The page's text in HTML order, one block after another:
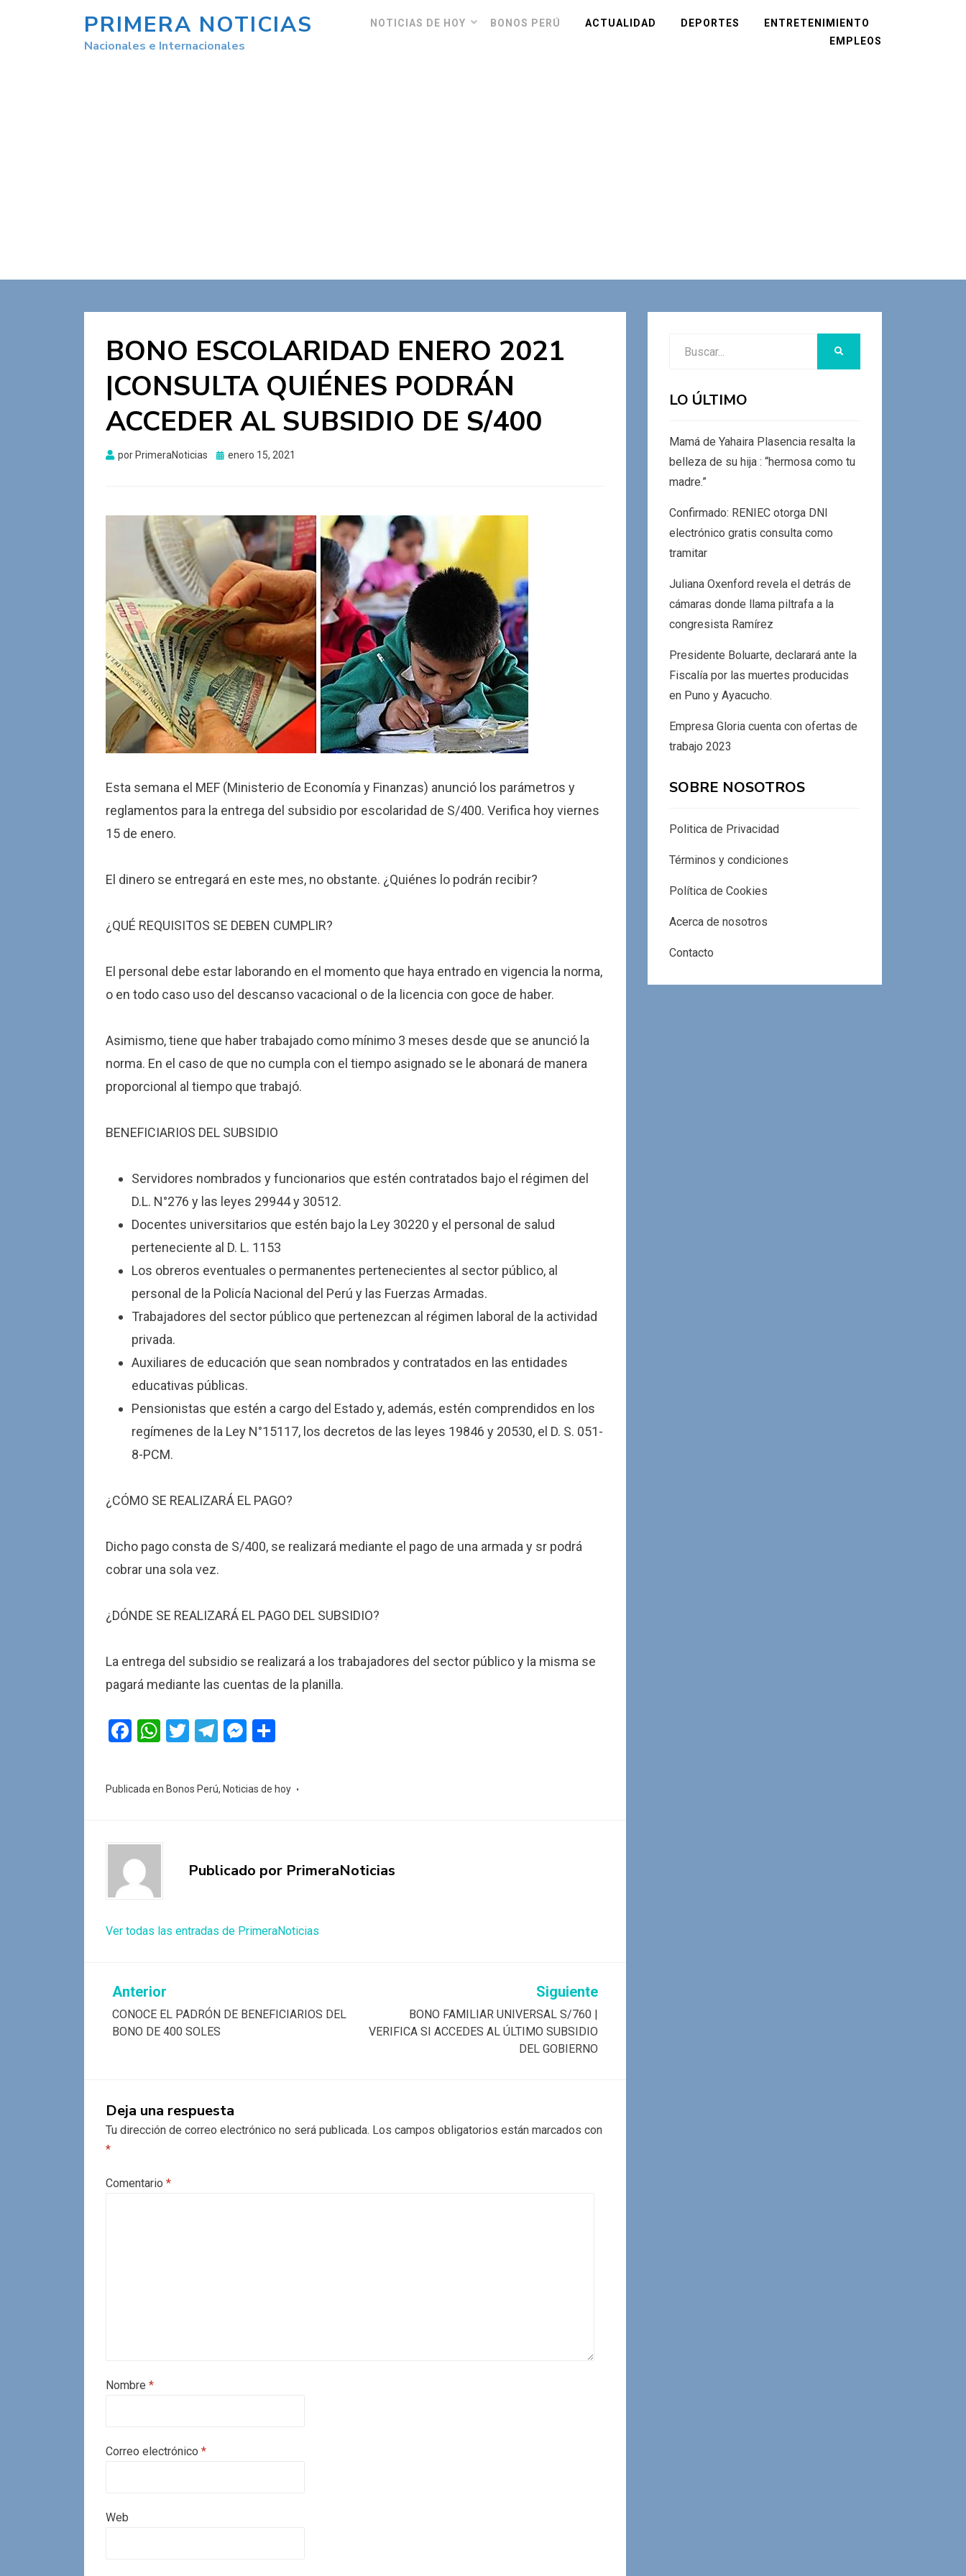
PRIMERA NOTICIAS
Nacionales e Internacionales
NOTICIAS DE HOY BONOS PERÚ ACTUALIDAD DEPORTES
ENTRETENIMIENTO
EMPLEOS
BONO ESCOLARIDAD ENERO 2021
|CONSULTA QUIÉNES PODRÁN
ACCEDER AL SUBSIDIO DE S/400
por PrimeraNoticias
Publicado
enero 15, 2021
Esta semana el MEF (Ministerio de Economía y Finanzas) anunció los parámetros y
reglamentos para la entrega del subsidio por escolaridad de S/400. Verifica hoy viernes
15 de enero.
El dinero se entregará en este mes, no obstante. ¿Quiénes lo podrán recibir?
¿QUÉ REQUISITOS SE DEBEN CUMPLIR?
El personal debe estar laborando en el momento que haya entrado en vigencia la norma,
o en todo caso uso del descanso vacacional o de la licencia con goce de haber.
Asimismo, tiene que haber trabajado como mínimo 3 meses desde que se anunció la
norma. En el caso de que no cumpla con el tiempo asignado se le abonará de manera
proporcional al tiempo que trabajó.
BENEFICIARIOS DEL SUBSIDIO
Servidores nombrados y funcionarios que estén contratados bajo el régimen del
D.L. N°276 y las leyes 29944 y 30512.
Docentes universitarios que estén bajo la Ley 30220 y el personal de salud
perteneciente al D. L. 1153
Los obreros eventuales o permanentes pertenecientes al sector público, al
personal de la Policía Nacional del Perú y las Fuerzas Armadas.
Trabajadores del sector público que pertenezcan al régimen laboral de la actividad
privada.
Auxiliares de educación que sean nombrados y contratados en las entidades
educativas públicas.
Pensionistas que estén a cargo del Estado y, además, estén comprendidos en los
regímenes de la Ley N°15117, los decretos de las leyes 19846 y 20530, el D. S. 051-
8-PCM.
¿CÓMO SE REALIZARÁ EL PAGO?
Dicho pago consta de S/400, se realizará mediante el pago de una armada y sr podrá
cobrar una sola vez.
¿DÓNDE SE REALIZARÁ EL PAGO DEL SUBSIDIO?
La entrega del subsidio se realizará a los trabajadores del sector público y la misma se
pagará mediante las cuentas de la planilla.
F
b
o
k
W
s
p
T
er
T
gr
M
n
p
Publicada en Bonos Perú, Noticias de hoy
Publicado por PrimeraNoticias
Ver todas las entradas de PrimeraNoticias
Navegación
de
Anterior
CONOCE EL PADRÓN DE BENEFICIARIOS DEL
BONO DE 400 SOLES
Siguiente
BONO FAMILIAR UNIVERSAL S/760 |
VERIFICA SI ACCEDES AL ÚLTIMO SUBSIDIO
DEL GOBIERNO
Deja una respuesta
Tu dirección de correo electrónico no será publicada. Los campos obligatorios están marcados con
*
Comentario *
Nombre *
Correo electrónico *
Web
LO ÚLTIMO
Mamá de Yahaira Plasencia resalta la
belleza de su hija : “hermosa como tu
madre.”
Confirmado: RENIEC otorga DNI
electrónico gratis consulta como
tramitar
Juliana Oxenford revela el detrás de
cámaras donde llama piltrafa a la
congresista Ramírez
Presidente Boluarte, declarará ante la
Fiscalía por las muertes producidas
en Puno y Ayacucho.
Empresa Gloria cuenta con ofertas de
trabajo 2023
SOBRE NOSOTROS
Politica de Privacidad
Términos y condiciones
Política de Cookies
Acerca de nosotros
Contacto